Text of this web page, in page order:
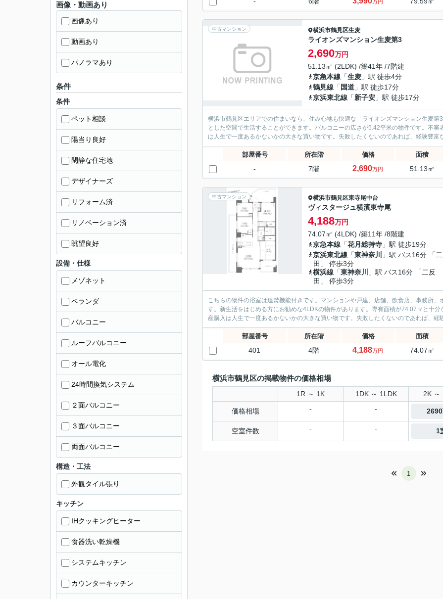
万円
中古マンション 横浜市鶴見区生麦
ライオンズマンション生麦第3
2,690万円
51.13㎡ (2LDK) /築41年 /7階建
京急本線 「生麦 」駅 徒歩4分
鶴見線 「 国道 」駅 徒歩17分
京浜東北線 「新子安 」駅 徒歩17分
横浜市鶴見区エリアでの住まいなら、住み心地も快適な「ライオンズマンション生麦
とした空間で生活することができます。バルコニーの広さが5.42平米の物件です。不
は人生で一度あるかないかの大きな買い物です。失敗したくないのであれば、経験豊富
部屋番号 所在階 価格 面積
- 7階 2,690万円 51.13㎡
中古マンション 横浜市鶴見区東寺尾中台
ヴィスタージュ横濱東寺尾
4,188万円
74.07㎡ (4LDK) /築11年 /8階建
京急本線 「花月総持寺 」駅 徒歩19分
京浜東北線 「東神奈川
」駅 バス16分 「
田」 停歩3分
横浜線 「東神奈川
」駅 バス16分 「二反
田」 停歩3分
こちらの物件の浴室は追焚機能付きです。マンションや戸建、店舗、飲食店、事務所
す。新生活をはじめる方にお勧めな4LDKの物件があります。専有面積が74.07㎡と十
産購入は人生で一度あるかないかの大きな買い物です。失敗したくないのであれば、経
部屋番号 所在階 価格 面積
401 4階 4,188万円 74.07㎡
横浜市鶴見区の掲載物件の価格相場
1R ～ 1K 1DK ～ 1LDK 2K ～
価格相場 - -
空室件数 - - 1
1
画像・動画あり
画像あり
動画あり
パノラマあり
条件
条件
ペット相談
陽当り良好
閑静な住宅地
デザイナーズ
リフォーム済
リノベーション済
眺望良好
設備・仕様
メゾネット
ベランダ
バルコニー
ルーフバルコニー
オール電化
24時間換気システム
２面バルコニー
３面バルコニー
両面バルコニー
構造・工法
外観タイル張り
キッチン
IHクッキングヒーター
食器洗い乾燥機
システムキッチン
カウンターキッチン